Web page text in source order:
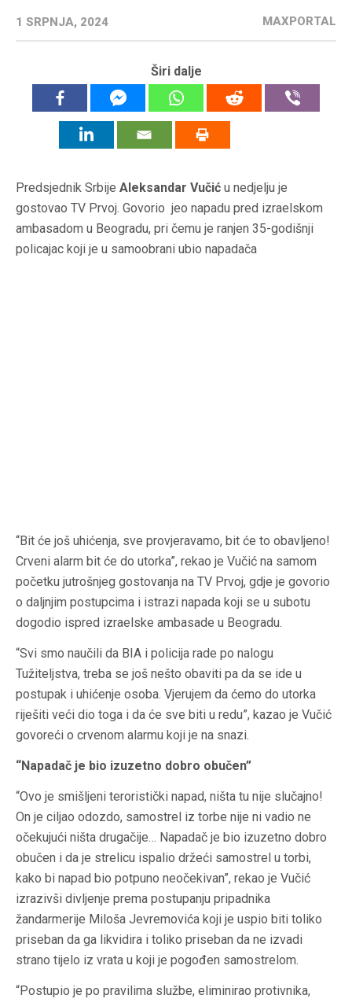
1 SRPNJA, 2024 MAXPORTAL
Širi dalje
Predsjednik Srbije Aleksandar Vučić u nedjelju je
gostovao TV Prvoj. Govorio jeo napadu pred izraelskom
ambasadom u Beogradu, pri čemu je ranjen 35-godišnji
policajac koji je u samoobrani ubio napadača
“Bit će još uhićenja, sve provjeravamo, bit će to obavljeno!
Crveni alarm bit će do utorka”, rekao je Vučić na samom
početku jutrošnjeg gostovanja na TV Prvoj, gdje je govorio
o daljnjim postupcima i istrazi napada koji se u subotu
dogodio ispred izraelske ambasade u Beogradu.
“Svi smo naučili da BIA i policija rade po nalogu
Tužiteljstva, treba se još nešto obaviti pa da se ide u
postupak i uhićenje osoba. Vjerujem da ćemo do utorka
riješiti veći dio toga i da će sve biti u redu”, kazao je Vučić
govoreći o crvenom alarmu koji je na snazi.
“Napadač je bio izuzetno dobro obučen”
“Ovo je smišljeni teroristički napad, ništa tu nije slučajno!
On je ciljao odozdo, samostrel iz torbe nije ni vadio ne
očekujući ništa drugačije… Napadač je bio izuzetno dobro
obučen i da je strelicu ispalio držeći samostrel u torbi,
kako bi napad bio potpuno neočekivan”, rekao je Vučić
izrazivši divljenje prema postupanju pripadnika
žandarmerije Miloša Jevremovića koji je uspio biti toliko
priseban da ga likvidira i toliko priseban da ne izvadi
strano tijelo iz vrata u koji je pogođen samostrelom.
“Postupio je po pravilima službe, eliminirao protivnika,